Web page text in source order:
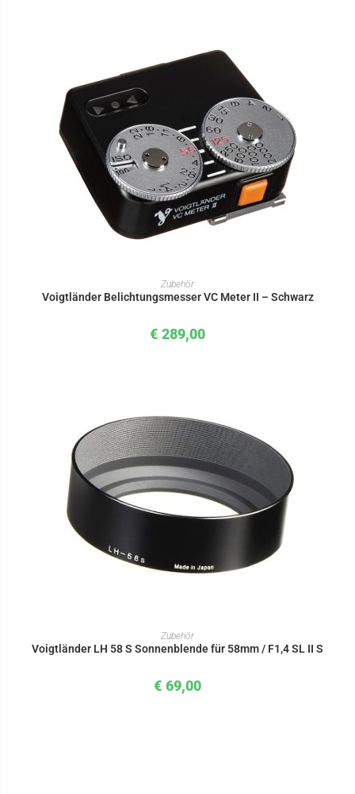
IN DEN WARENKORB
Zubehör
Voigtländer Belichtungsmesser VC Meter II – Schwarz
€ 289,00
IN DEN WARENKORB
Zubehör
Voigtländer LH 58 S Sonnenblende für 58mm / F1,4 SL II S
€ 69,00